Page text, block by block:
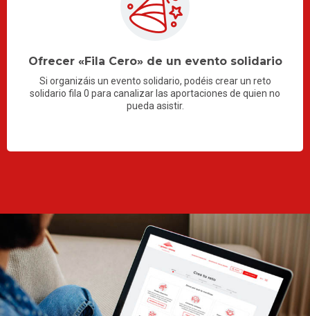
Ofrecer «Fila Cero» de un evento solidario
Si organizáis un evento solidario, podéis crear un reto
solidario fila 0 para canalizar las aportaciones de quien no
pueda asistir.